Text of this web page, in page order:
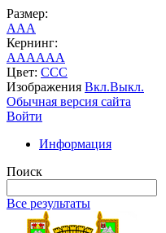
Размер:
AAA
Кернинг:
AAAAAA
Цвет: CCC
Изображения Вкл.Выкл.
Обычная версия сайта
Войти
Информация
Поиск
Все результаты